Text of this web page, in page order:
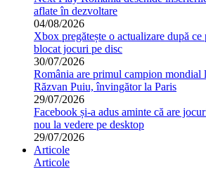
aflate în dezvoltare
04/08/2026
Xbox pregătește o actualizare după ce
blocat jocuri pe disc
30/07/2026
România are primul campion mondial
Răzvan Puiu, învingător la Paris
29/07/2026
Facebook și-a adus aminte că are
nou la vedere pe desktop
29/07/2026
Articole
Articole